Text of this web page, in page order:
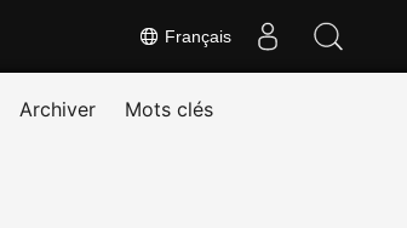
Français
Archiver Mots clés